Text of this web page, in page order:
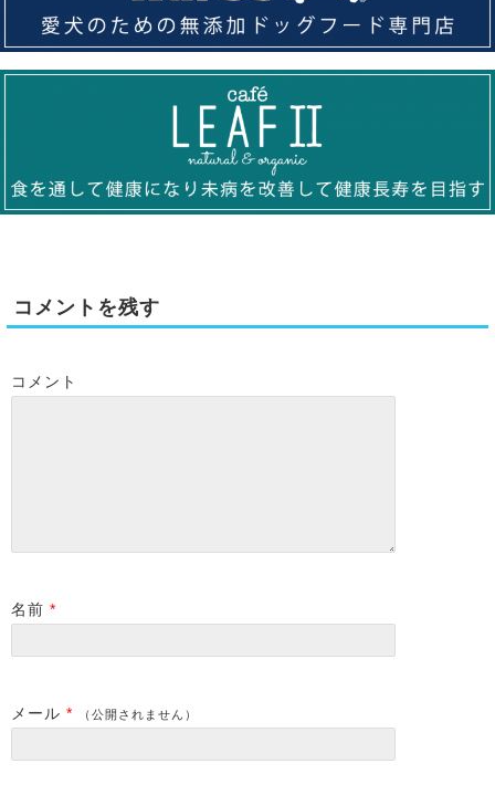
コメントを残す
コメント
名前 *
メール * （公開されません）